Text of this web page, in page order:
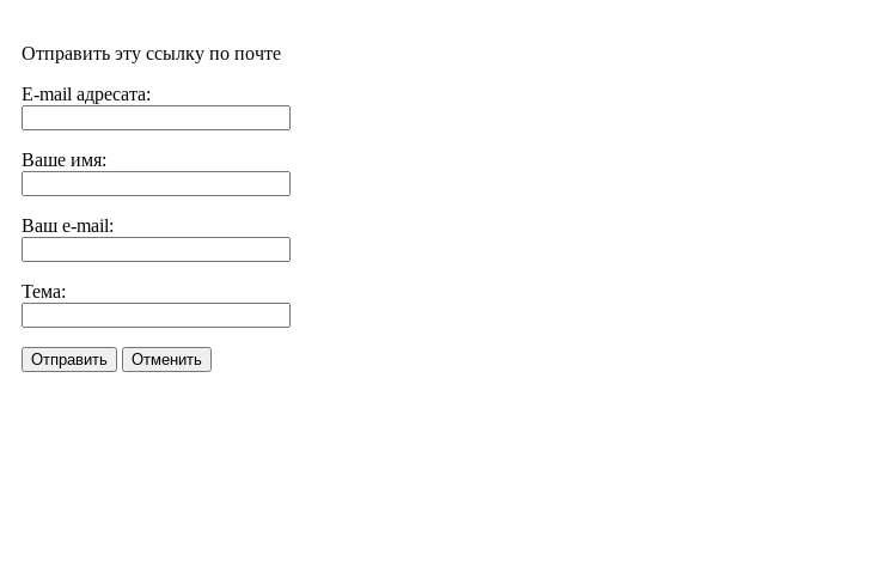
Отправить эту ссылку по почте
E-mail адресата:
Ваше имя:
Ваш e-mail:
Тема:
Отправить Отменить